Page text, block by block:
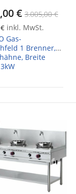
€ 3.005,00 €
inkl. MwSt.
Gas-
1 Brenner,
Breite